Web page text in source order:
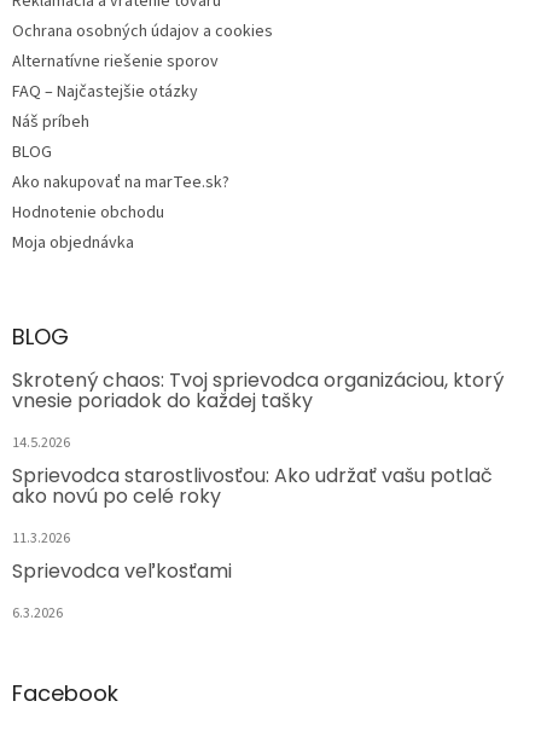
Ochrana osobných údajov a cookies
Alternatívne riešenie sporov
FAQ – Najčastejšie otázky
Náš príbeh
BLOG
Ako nakupovať na marTee.sk?
Hodnotenie obchodu
Moja objednávka
BLOG
Skrotený chaos: Tvoj sprievodca organizáciou, ktorý
vnesie poriadok do každej tašky
14.5.2026
Sprievodca starostlivosťou: Ako udržať vašu potlač
ako novú po celé roky
11.3.2026
Sprievodca veľkosťami
6.3.2026
Facebook